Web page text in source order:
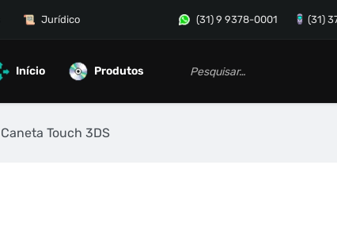
(31) 9 9378-0001 (31)
Jurídico
Início Produtos
Caneta Touch 3DS